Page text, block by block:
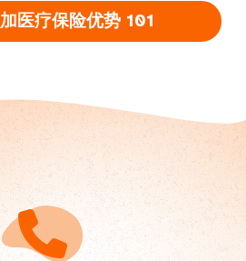
医疗保险优势 101